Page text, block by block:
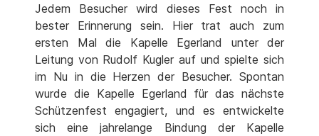
Jedem Besucher wird dieses Fest noch in
bester Erinnerung sein. Hier trat auch zum
ersten Mal die Kapelle Egerland unter der
Leitung von Rudolf Kugler auf und spielte sich
im Nu in die Herzen der Besucher. Spontan
wurde die Kapelle Egerland für das nächste
Schützenfest engagiert, und es entwickelte
sich eine jahrelange Bindung der Kapelle